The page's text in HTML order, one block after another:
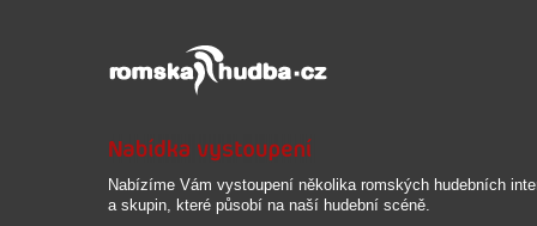
Nabízíme Vám vystoupení několika romských hudebních
a skupin, které působí na naší hudební scéně.